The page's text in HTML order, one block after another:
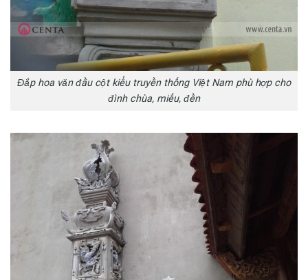
Đắp hoa văn đầu cột kiểu truyền thống Việt Nam phù hợp cho
đình chùa, miếu, đền